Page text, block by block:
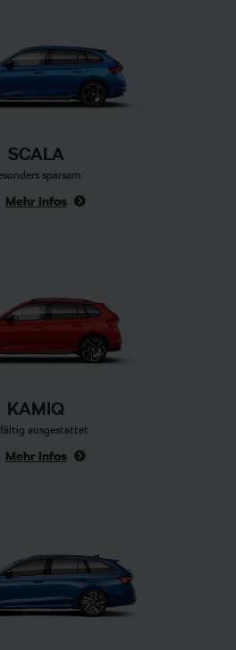
SCALA
sparsam
Mehr Infos
KAMIQ
ausgestattet
Mehr Infos